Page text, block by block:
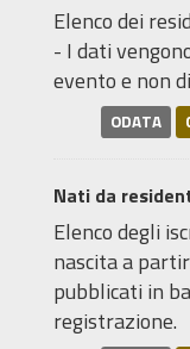
Elenco dei
- I dati
evento e non
ODATA
Nati da
Elenco degli
nascita a
pubblicati in
registrazione.